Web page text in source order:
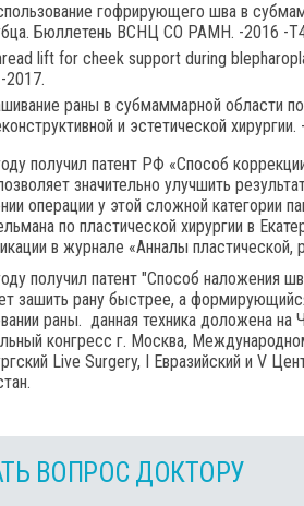
гофрирующего шва в
Бюллетень ВСНЦ СО РАМН. -2016 -
lift for cheek support during
2017.
раны в субмаммарной области
и эстетической хирургии.
получил патент РФ «Способ
значительно улучшить
операции у этой сложной
по пластической хирургии в
в журнале «Анналы пластической,
получил патент "Способ наложения
зашить рану быстрее, а
раны. данная техника доложена на
конгресс г. Москва,
Live Surgery, I Евразийский и V
ВОПРОС ДОКТОРУ